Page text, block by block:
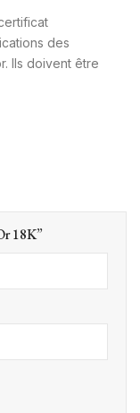
des
Ils doivent être
18K”